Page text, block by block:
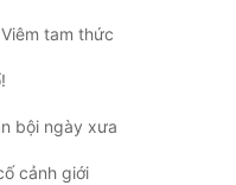
tam thức
bội ngày xưa
cảnh giới